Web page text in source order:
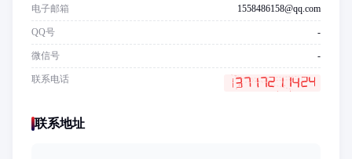
电子邮箱 1558486158@qq.com
QQ号 -
微信号 -
联系电话
联系地址